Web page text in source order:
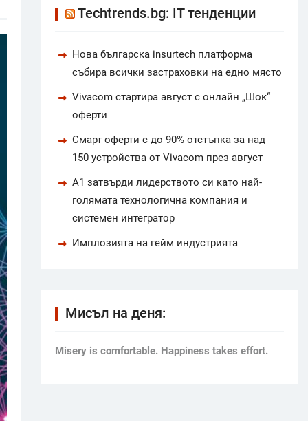
Techtrends.bg: IT тенденции
Нова българска insurtech платформа
събира всички застраховки на едно място
Vivacom стартира август с онлайн „Шок“
оферти
Смарт оферти с до 90% отстъпка за над
150 устройства от Vivacom през август
А1 затвърди лидерството си като най-
голямата технологична компания и
системен интегратор
Имплозията на гейм индустрията
Мисъл на деня:
Мisery is comfortable. Happiness takes effort.